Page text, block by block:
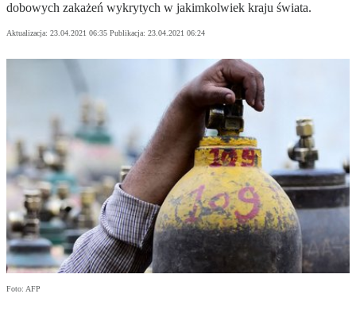
dobowych zakażeń wykrytych w jakimkolwiek kraju świata.
Aktualizacja: 23.04.2021 06:35 Publikacja: 23.04.2021 06:24
Foto: AFP